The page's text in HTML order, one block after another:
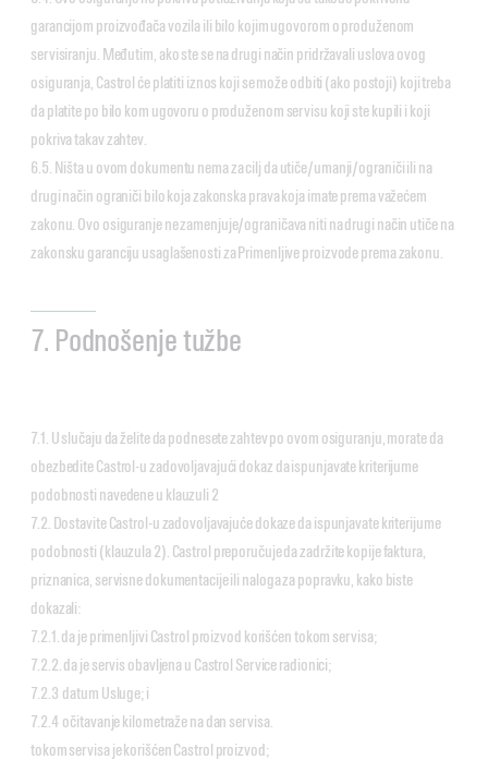
garancijom proizvođača vozila ili bilo kojim ugovorom o produženom
servisiranju. Međutim, ako ste se na drugi način pridržavali uslova ovog
osiguranja, Castrol će platiti iznos koji se može odbiti (ako postoji) koji treba
da platite po bilo kom ugovoru o produženom servisu koji ste kupili i koji
pokriva takav zahtev.
6.5. Ništa u ovom dokumentu nema za cilj da utiče/umanji/ograniči ili na
drugi način ograniči bilo koja zakonska prava koja imate prema važećem
zakonu. Ovo osiguranje ne zamenjuje/ograničava niti na drugi način utiče na
zakonsku garanciju usaglašenosti za Primenljive proizvode prema zakonu.
7. Podnošenje tužbe
7.1. U slučaju da želite da podnesete zahtev po ovom osiguranju, morate da
obezbedite Castrol-u zadovoljavajući dokaz da ispunjavate kriterijume
podobnosti navedene u klauzuli 2
7.2. Dostavite Castrol-u zadovoljavajuće dokaze da ispunjavate kriterijume
podobnosti (klauzula 2). Castrol preporučuje da zadržite kopije faktura,
priznanica, servisne dokumentacije ili naloga za popravku, kako biste
dokazali:
7.2.1. da je primenljivi Castrol proizvod korišćen tokom servisa;
7.2.2. da je servis obavljena u Castrol Service radionici;
7.2.3 datum Usluge; i
7.2.4 očitavanje kilometraže na dan servisa.
tokom servisa je korišćen Castrol proizvod;